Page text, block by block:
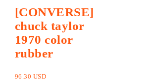
[CONVERSE]
chuck taylor
1970 color
rubber
96.30 USD